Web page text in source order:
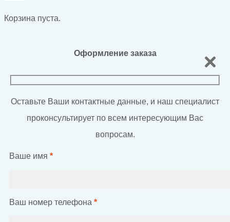
Корзина пуста.
Оформление заказа
Оставьте Ваши контактные данные, и наш специалист
проконсультирует по всем интересующим Вас
вопросам.
Ваше имя *
Ваш номер телефона *